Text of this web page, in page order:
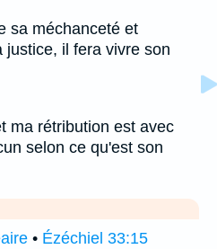
sa méchanceté et
justice, il fera vivre son
ma rétribution est avec
selon ce qu'est son
• Ézéchiel 33:15